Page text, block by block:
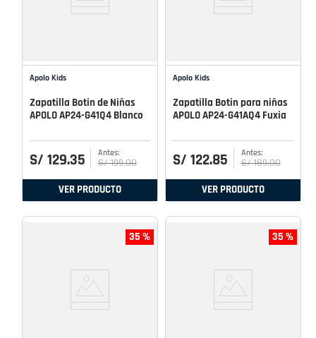
Apolo Kids
Zapatilla Botin de Niñas
APOLO AP24-G41Q4 Blanco
S/ 129.35 S/ 199.00
VER PRODUCTO
Apolo Kids
Zapatilla Botin para niñas
APOLO AP24-G41AQ4 Fuxia
S/ 122.85 S/ 189.00
VER PRODUCTO
35 % 35 %